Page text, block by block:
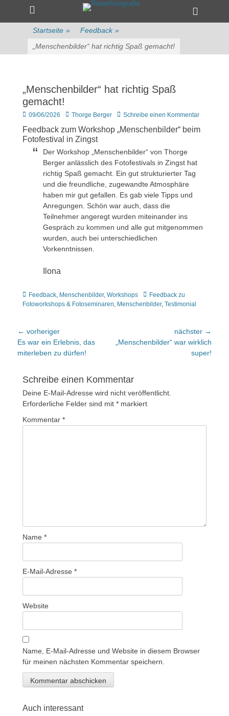
zum
Inhalt
überspringen
Primärmenü
Toggle
Startseite » Feedback »
„Menschenbilder“ hat richtig Spaß gemacht!
„Menschenbilder“ hat richtig Spaß
gemacht!
Veröffentlicht
09/06/2026 Author
Thorge Berger Schreibe einen Kommentar
Feedback zum Workshop „Menschenbilder“ beim
Fotofestival in Zingst
Der Workshop „Menschenbilder“ von Thorge
Berger anlässlich des Fotofestivals in Zingst hat
richtig Spaß gemacht. Ein gut strukturierter Tag
und die freundliche, zugewandte Atmosphäre
haben mir gut gefallen. Es gab viele Tipps und
Anregungen. Schön war auch, dass die
Teilnehmer angeregt wurden miteinander ins
Gespräch zu kommen und alle gut mitgenommen
wurden, auch bei unterschiedlichen
Vorkenntnissen.
Ilona
Kategorien
Feedback Menschenbilder, Workshops TagsFeedback zu
Fotoworkshops & Fotoseminaren Menschenbilder, Testimonial
Beitragsnavigation
← vorheriger
Vorheriger
Beitrag:
Es war ein Erlebnis, das
miterleben zu dürfen!
nächster →
nächster
„Menschenbilder“ war wirklich
super!
Schreibe einen Kommentar
Deine E-Mail-Adresse wird nicht veröffentlicht.
Erforderliche Felder sind mit * markiert
Kommentar *
Name *
E-Mail-Adresse *
Website
Name, E-Mail-Adresse und Website in diesem Browser
für meinen nächsten Kommentar speichern.
Auch interessant